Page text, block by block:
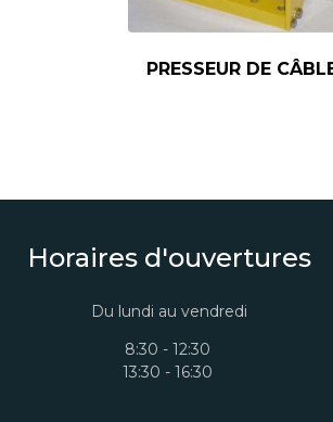
PRESSEUR DE
Horaires d'ouvertures
Du lundi au vendredi
8:30 - 12:30
13:30 - 16:30